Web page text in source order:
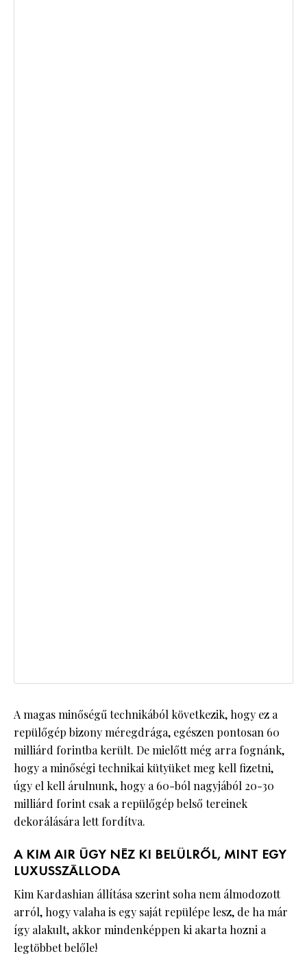
A magas minőségű technikából következik, hogy ez a
repülőgép bizony méregdrága, egészen pontosan 60
milliárd forintba került. De mielőtt még arra fognánk,
hogy a minőségi technikai kütyüket meg kell fizetni,
úgy el kell árulnunk, hogy a 60-ból nagyjából 20-30
milliárd forint csak a repülőgép belső tereinek
dekorálására lett fordítva.
A KIM AIR ÚGY NÉZ KI BELÜLRŐL, MINT EGY
LUXUSSZÁLLODA
Kim Kardashian állítása szerint soha nem álmodozott
arról, hogy valaha is egy saját repülépe lesz, de ha már
így alakult, akkor mindenképpen ki akarta hozni a
legtöbbet belőle!